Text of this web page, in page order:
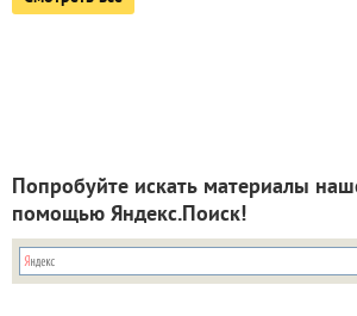
Попробуйте искать материалы
помощью Яндекс.Поиск!